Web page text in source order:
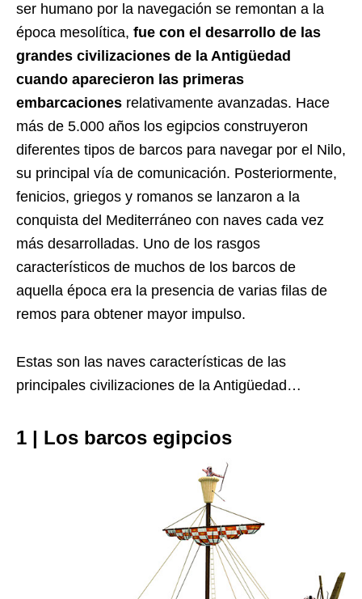
ser humano por la navegación se remontan a la
época mesolítica, fue con el desarrollo de las
grandes civilizaciones de la Antigüedad
cuando aparecieron las primeras
embarcaciones relativamente avanzadas. Hace
más de 5.000 años los egipcios construyeron
diferentes tipos de barcos para navegar por el Nilo,
su principal vía de comunicación. Posteriormente,
fenicios, griegos y romanos se lanzaron a la
conquista del Mediterráneo con naves cada vez
más desarrolladas. Uno de los rasgos
característicos de muchos de los barcos de
aquella época era la presencia de varias filas de
remos para obtener mayor impulso.
Estas son las naves características de las
principales civilizaciones de la Antigüedad…
1 | Los barcos egipcios